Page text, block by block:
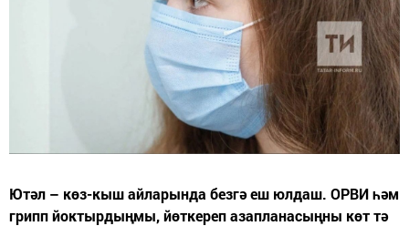
Ютәл – көз-кыш айларында безгә еш юлдаш. ОРВИ һәм
грипп йоктырдыңмы, йөткереп азапланасыңны көт тә